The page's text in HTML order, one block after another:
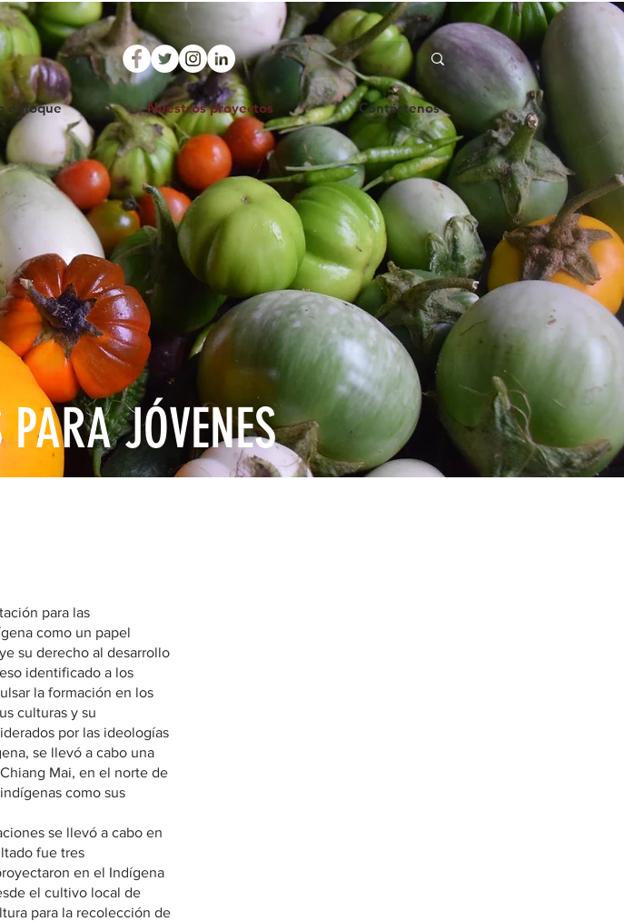
enfoque Nuestros proyectos Contáctenos
JÓVENES
para las
como un papel
su derecho al desarrollo
identificado a los
la formación en los
culturas y su
por las ideologías
se llevó a cabo una
Mai, en el norte de
como sus
se llevó a cabo en
fue tres
en el Indígena
el cultivo local de
para la recolección de